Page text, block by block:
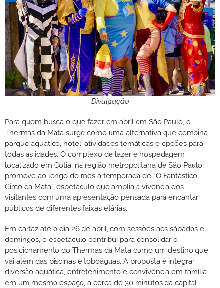
Divulgação
Para quem busca o que fazer em abril em São Paulo, o
Thermas da Mata surge como uma alternativa que combina
parque aquático, hotel, atividades temáticas e opções para
todas as idades. O complexo de lazer e hospedagem
localizado em Cotia, na região metropolitana de São Paulo,
promove ao longo do mês a temporada de “O Fantástico
Circo da Mata”, espetáculo que amplia a vivência dos
visitantes com uma apresentação pensada para encantar
públicos de diferentes faixas etárias.
Em cartaz até o dia 26 de abril, com sessões aos sábados e
domingos, o espetáculo contribui para consolidar o
posicionamento do Thermas da Mata como um destino que
vai além das piscinas e toboáguas. A proposta é integrar
diversão aquática, entretenimento e convivência em família
em um mesmo espaço, a cerca de 30 minutos da capital